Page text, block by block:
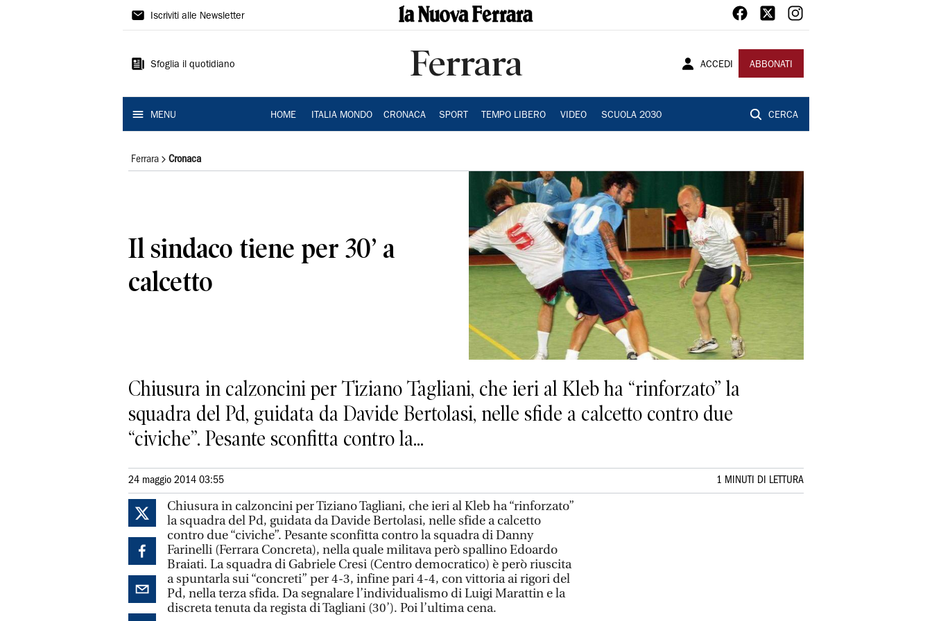
La
Ferrara
Iscriviti alle Newsletter
Sfoglia il quotidiano Ferrara ACCEDI ABBONATI
MENU HOME ITALIA MONDO CRONACA SPORT TEMPO LIBERO VIDEO SCUOLA 2030 CERCA
Ferrara Cronaca
Il sindaco tiene per 30’ a
calcetto
Chiusura in calzoncini per Tiziano Tagliani, che ieri al Kleb ha “rinforzato” la
squadra del Pd, guidata da Davide Bertolasi, nelle sfide a calcetto contro due
“civiche”. Pesante sconfitta contro la...
24 maggio 2014 03:55 1 MINUTI DI LETTURA
Chiusura in calzoncini per Tiziano Tagliani, che ieri al Kleb ha “rinforzato”
la squadra del Pd, guidata da Davide Bertolasi, nelle sfide a calcetto
contro due “civiche”. Pesante sconfitta contro la squadra di Danny
Farinelli (Ferrara Concreta), nella quale militava però spallino Edoardo
Braiati. La squadra di Gabriele Cresi (Centro democratico) è però riuscita
a spuntarla sui “concreti” per 4-3, infine pari 4-4, con vittoria ai rigori del
Pd, nella terza sfida. Da segnalare l’individualismo di Luigi Marattin e la
discreta tenuta da regista di Tagliani (30’). Poi l’ultima cena.